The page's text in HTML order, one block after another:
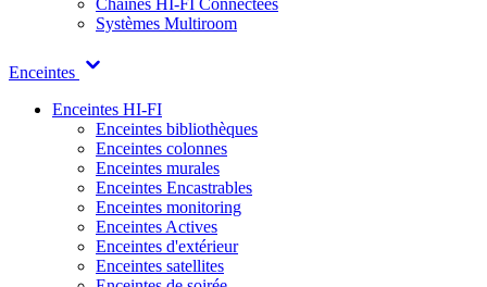
Chaînes HI-FI Connectées
Systèmes Multiroom
Enceintes
Enceintes HI-FI
Enceintes bibliothèques
Enceintes colonnes
Enceintes murales
Enceintes Encastrables
Enceintes monitoring
Enceintes Actives
Enceintes d'extérieur
Enceintes satellites